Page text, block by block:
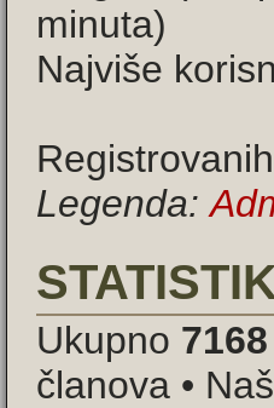
minuta)
Najviše
Legenda:
Ukupno 7168
članova •